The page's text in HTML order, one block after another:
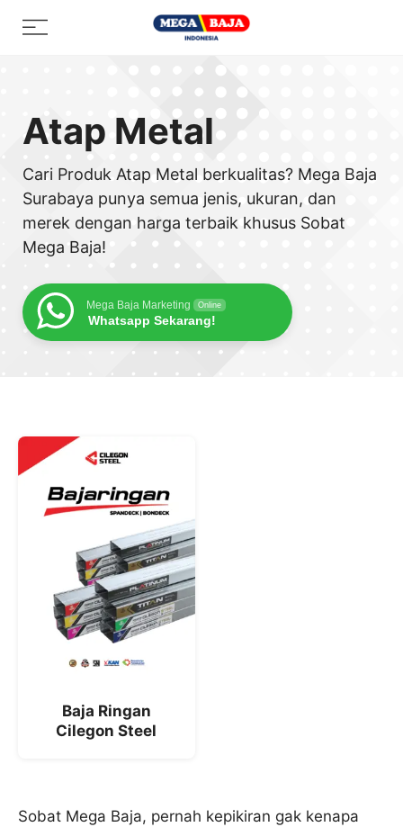
Menu
Atap Metal
Cari Produk Atap Metal berkualitas? Mega Baja
Surabaya punya semua jenis, ukuran, dan
merek dengan harga terbaik khusus Sobat
Mega Baja!
Mega Baja Marketing Online
Whatsapp Sekarang!
Baja Ringan
Cilegon Steel
Sobat Mega Baja, pernah kepikiran gak kenapa